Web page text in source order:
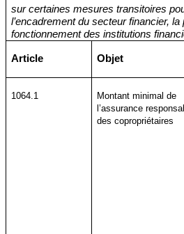
sur certaines mesures transitoires
l’encadrement du secteur financier,
fonctionnement des institutions
Article Objet
1064.1
Montant minimal de
l’assurance
des copropriétaires